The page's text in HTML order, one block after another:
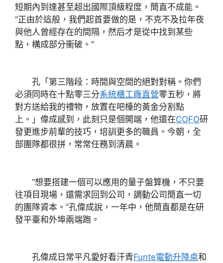
短期內到達甚至超出國際頂級程度，簡直不成能。
“正由於這般，我們起首要做的是，不克不及拉年夜
與他人曾經存在的間隔，然后才是從中找到某些
點，構成部分衝破。”
孔「第三階段：時間與空間的絕對對稱。你們
必須同時在十點零三分系統櫃工廠直營零五秒，將
對方送給我的禮物，放置在吧檯的黃金分割點
上。」偉成感到，此刻只是個開端，他還在COFO研
發更進步前輩的技巧，培訓更多的職員。今朝，全
部團隊都很拼，常常任務到清晨。
“想要搭建一個可以應用的量子盤算機，不只要
往項目現場，還需求回到公司，調動公司簡直一切
的團隊資本。”孔偉成說，一年中，他簡直都是在研
發平臺和外埠兩端跑。
孔偉成日常平凡愛好看汗青Funte電動升降桌和